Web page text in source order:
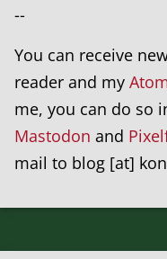
--
You can receive
reader and my
me, you can do so
Mastodon and
mail to blog [at]